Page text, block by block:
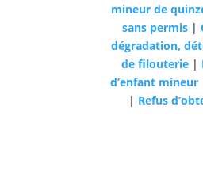
mineur de
sans permis |
dégradation,
de filouterie |
d’enfant mineur
| Refus